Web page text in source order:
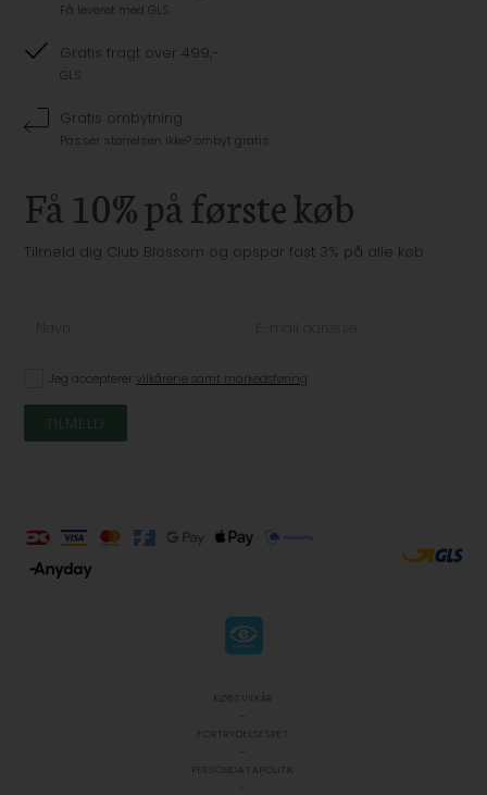
Få leveret med GLS
Gratis fragt over 499,-
GLS
Gratis ombytning
Passer størrelsen ikke? ombyt gratis
Få 10% på første køb
Tilmeld dig Club Blossom og opspar fast 3% på alle køb
Jeg accepterervilkårene samt markedsføring
KØBSVILKÅR
FORTRYDELSESRET
PERSONDATAPOLITIK